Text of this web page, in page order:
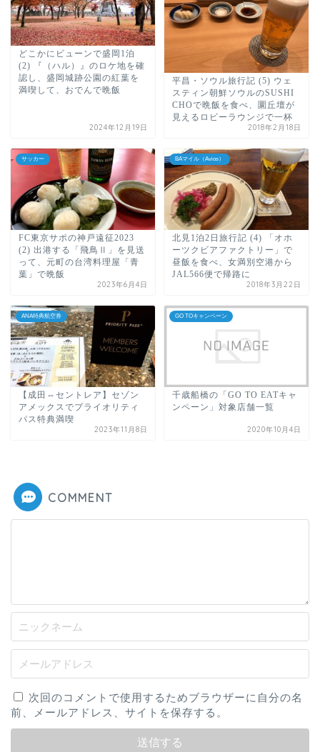
どこかにビューンで盛岡1泊
(2) 『（ハル）』のロケ地を確
認し、盛岡城跡公園の紅葉を
満喫して、おでんで晩飯
2024年12月19日
平昌・ソウル旅行記 (5) ウェ
スティン朝鮮ソウルのSUSHI
CHOで晩飯を食べ、圜丘壇が
見えるロビーラウンジで一杯
2018年2月18日
サッカー
FC東京サポの神戸遠征2023
(2) 出港する「飛鳥Ⅱ」を見送
って、元町の台湾料理屋「青
葉」で晩飯
2023年6月4日
BAマイル（Avios）
北見1泊2日旅行記 (4) 「オホ
ーツクビアファクトリー」で
昼飯を食べ、女満別空港から
JAL566便で帰路に
2018年3月22日
ANA特典航空券
【成田⇔セントレア】セゾン
アメックスでプライオリティ
パス特典満喫
2023年11月8日
GO TOキャンペーン
千歳船橋の「GO TO EATキャ
ンペーン」対象店舗一覧
2020年10月4日
COMMENT
次回のコメントで使用するためブラウザーに自分の名
前、メールアドレス、サイトを保存する。